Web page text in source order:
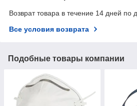
Возврат товара в течение 14 дней по
Все условия возврата
Подобные товары компании